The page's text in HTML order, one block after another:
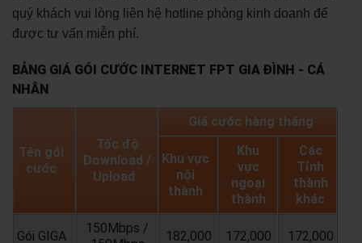
quý khách vui lòng liên hệ hotline phòng kinh doanh để
được tư vấn miễn phí.
BẢNG GIÁ GÓI CƯỚC INTERNET FPT GIA ĐÌNH - CÁ
NHÂN
Tên gói
cước
Tốc độ
Download /
Upload
Giá cước hàng tháng
Khu vực
nội
thành
Khu
vực
ngoại
thành
Các
Tỉnh
thành
khác
Gói GIGA
150Mbps /
182,000 172,000 172,000